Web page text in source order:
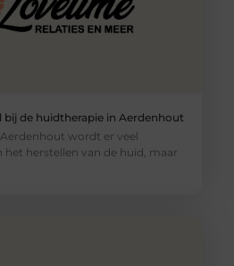
bij de huidtherapie in Aerdenhout
wordt er veel
het herstellen van de huid, maar